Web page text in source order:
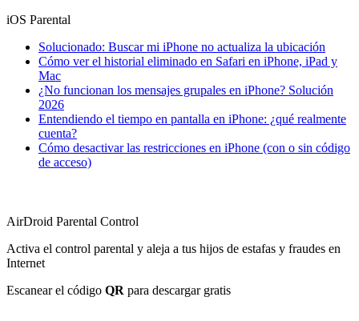
iOS Parental
Solucionado: Buscar mi iPhone no actualiza la ubicación
Cómo ver el historial eliminado en Safari en iPhone, iPad y
Mac
¿No funcionan los mensajes grupales en iPhone? Solución
2026
Entendiendo el tiempo en pantalla en iPhone: ¿qué realmente
cuenta?
Cómo desactivar las restricciones en iPhone (con o sin código
de acceso)
AirDroid Parental Control
Activa el control parental y aleja a tus hijos de estafas y fraudes en
Internet
Escanear el código QR para descargar gratis